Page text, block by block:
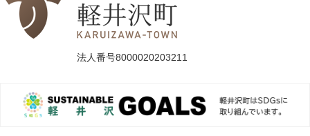
法人番号8000020203211